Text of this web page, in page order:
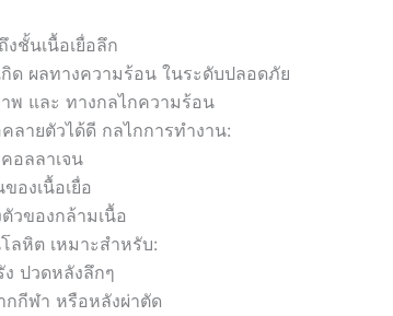
งชั้นเนื้อเยื่อลึก
ด ผลทางความร้อน ในระดับปลอดภัย
พ และ ทางกลไกความร้อน
ลายตัวได้ดี กลไกการทำงาน:
อลลาเจน
องเนื้อเยื่อ
วของกล้ามเนื้อ
โลหิต เหมาะสำหรับ:
ง ปวดหลังลึกๆ
กกีฬา หรือหลังผ่าตัด